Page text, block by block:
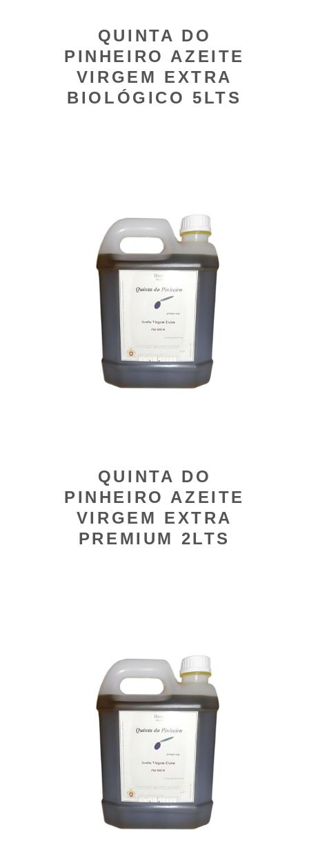
QUINTA DO
PINHEIRO AZEITE
VIRGEM EXTRA
BIOLÓGICO 5LTS
QUINTA DO
PINHEIRO AZEITE
VIRGEM EXTRA
PREMIUM 2LTS